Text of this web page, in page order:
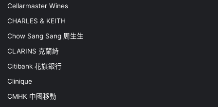
Cellarmaster Wines
CHARLES & KEITH
Chow Sang Sang 周生生
CLARINS 克蘭詩
Citibank 花旗銀行
Clinique
CMHK 中國移動